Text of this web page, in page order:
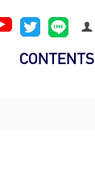
CONTENTS